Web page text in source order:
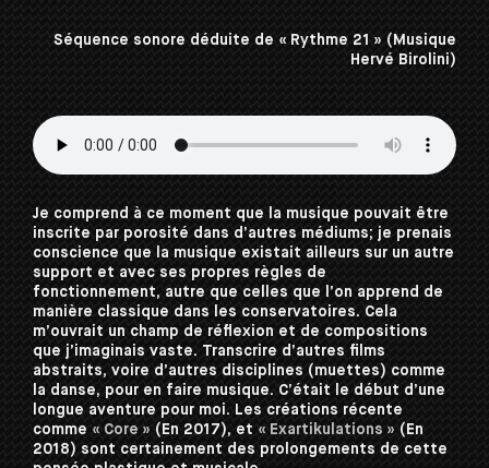
Séquence sonore déduite de « Rythme 21 » (Musique
Hervé Birolini)
Je comprend à ce moment que la musique pouvait être
inscrite par porosité dans d’autres médiums; je prenais
conscience que la musique existait ailleurs sur un autre
support et avec ses propres règles de
fonctionnement, autre que celles que l’on apprend de
manière classique dans les conservatoires. Cela
m’ouvrait un champ de réflexion et de compositions
que j’imaginais vaste. Transcrire d’autres films
abstraits, voire d’autres disciplines (muettes) comme
la danse, pour en faire musique. C’était le début d’une
longue aventure pour moi. Les créations récente
comme « Core » (En 2017), et « Exartikulations » (En
2018) sont certainement des prolongements de cette